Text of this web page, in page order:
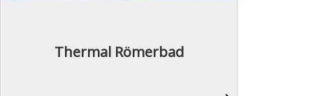
Thermal Römerbad